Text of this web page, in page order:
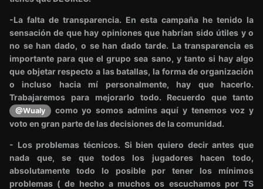
-La falta de transparencia. En esta campaña he tenido la
sensación de que hay opiniones que habrían sido útiles y o
no se han dado, o se han dado tarde. La transparencia es
importante para que el grupo sea sano, y tanto si hay algo
que objetar respecto a las batallas, la forma de organización
o incluso hacia mí personalmente, hay que hacerlo.
Trabajaremos para mejorarlo todo. Recuerdo que tanto
@Wualy
como yo somos admins aquí y tenemos voz y
voto en gran parte de las decisiones de la comunidad.
- Los problemas técnicos. Si bien quiero decir antes que
nada que, se que todos los jugadores hacen todo,
absolutamente todo lo posible por tener los mínimos
problemas ( de hecho a muchos os escuchamos por TS